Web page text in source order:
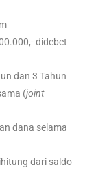
didebet
dan 3 Tahun
(joint
dana selama
dari saldo